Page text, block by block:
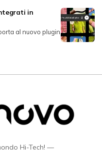
in
al nuovo plugin
Hi-Tech! —